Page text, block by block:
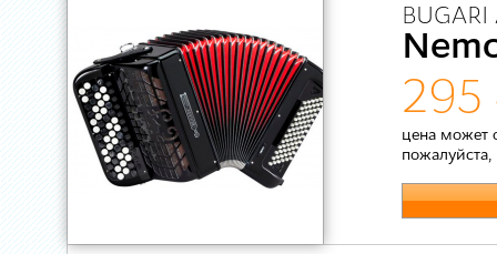
295
цена может
пожалуйста,